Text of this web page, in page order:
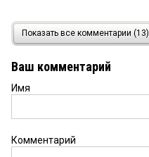
Будылиной Т.В.
А как Вы
равно, как
подписала.
прописана, т.е.
прав. А какие
Бюджет
Показать все комментарии (13)
Ваш комментарий
Имя
Комментарий